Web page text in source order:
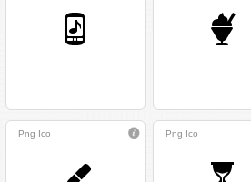
Png Ico Png Ico